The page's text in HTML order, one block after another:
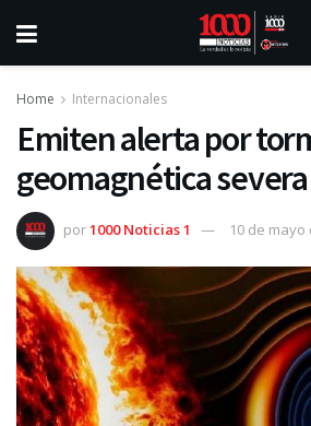
Home Internacionales
Emiten alerta por
geomagnética severa
por1000 Noticias 1 10 de mayo